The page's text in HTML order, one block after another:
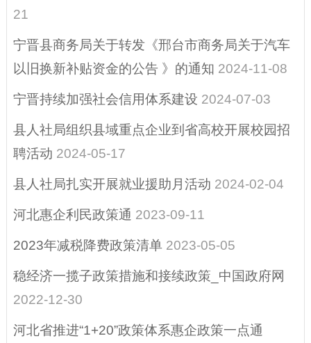
行政许可
专栏
惠民惠农财政补贴
行政事业性收费、
减税降费
政府采购
重大建设项目
21
宁晋县商务局关于转发《邢台市商务局关于汽车
以旧换新补贴资金的公告 》的通知 2024-11-08
宁晋持续加强社会信用体系建设 2024-07-03
县人社局组织县域重点企业到省高校开展校园招
聘活动 2024-05-17
县人社局扎实开展就业援助月活动 2024-02-04
河北惠企利民政策通 2023-09-11
2023年减税降费政策清单 2023-05-05
稳经济一揽子政策措施和接续政策_中国政府网
2022-12-30
河北省推进“1+20”政策体系惠企政策一点通